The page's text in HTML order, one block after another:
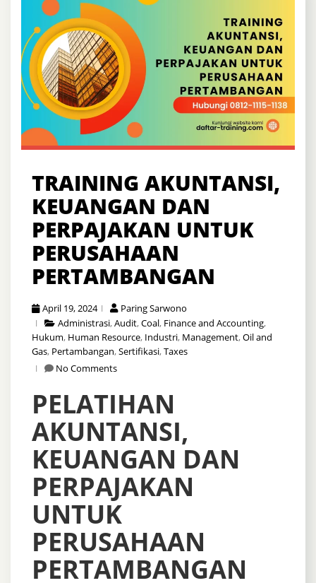
TRAINING AKUNTANSI,
KEUANGAN DAN
PERPAJAKAN UNTUK
PERUSAHAAN
PERTAMBANGAN
April 19, 2024
Paring Sarwono
Administrasi,Audit,Coal, Finance and Accounting,
Hukum, Human Resource, Industri, Management,Oil and
Gas, Pertambangan,Sertifikasi,Taxes
No Comments
PELATIHAN
AKUNTANSI,
KEUANGAN DAN
PERPAJAKAN
UNTUK
PERUSAHAAN
PERTAMBANGAN